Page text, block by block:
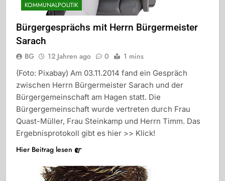
KOMMUNALPOLITIK
Bürgergesprächs mit Herrn Bürgermeister
Sarach
BG 12 Jahren ago 0 1 mins
(Foto: Pixabay) Am 03.11.2014 fand ein Gespräch
zwischen Herrn Bürgermeister Sarach und der
Bürgergemeinschaft am Hagen statt. Die
Bürgergemeinschaft wurde vertreten durch Frau
Quast-Müller, Frau Steinkamp und Herrn Timm. Das
Ergebnisprotokoll gibt es hier >> Klick!
Hier Beitrag lesen